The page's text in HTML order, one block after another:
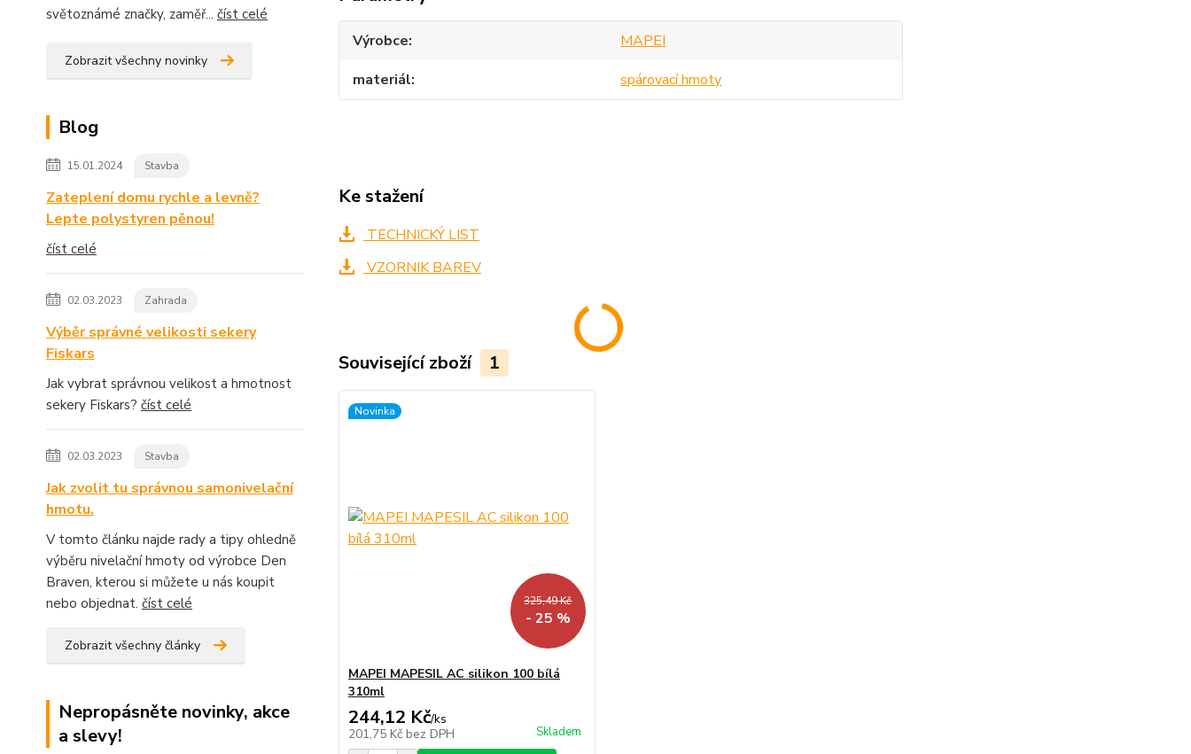
světoznámé značky, zaměř... číst celé
Zobrazit všechny novinky
Blog
15.01.2024 Stavba
Zateplení domu rychle a levně?
Lepte polystyren pěnou!
číst celé
02.03.2023 Zahrada
Výběr správné velikosti sekery
Fiskars
Jak vybrat správnou velikost a hmotnost
sekery Fiskars? číst celé
02.03.2023 Stavba
Jak zvolit tu správnou samonivelační
hmotu.
V tomto článku najde rady a tipy ohledně
výběru nivelační hmoty od výrobce Den
Braven, kterou si můžete u nás koupit
nebo objednat. číst celé
Zobrazit všechny články
Nepropásněte novinky, akce
a slevy!
Výrobce
MAPEI
materiál
spárovací hmoty
Ke stažení
TECHNICKÝ LIST
VZORNIK BAREV
Související zboží 1
Novinka
325,49 Kč
- 25 %
MAPEI MAPESIL AC silikon 100 bílá
310ml
244,12 Kč/ks
201,75 Kč bez DPH Skladem